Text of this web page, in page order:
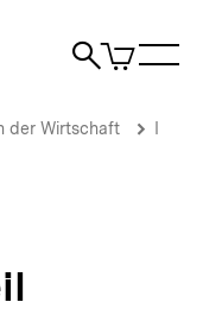
Suche
Artikel
im
der Wirtschaft